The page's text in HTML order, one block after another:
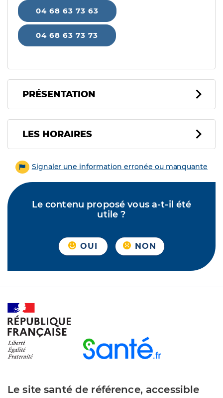
04 68 63 73 63
04 68 63 73 73
PRÉSENTATION
LES HORAIRES
Signaler une information erronée ou manquante
Le contenu proposé vous a-t-il été
utile ?
OUI NON
Le site santé de référence, accessible